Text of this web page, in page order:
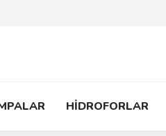
HİDROFORLAR